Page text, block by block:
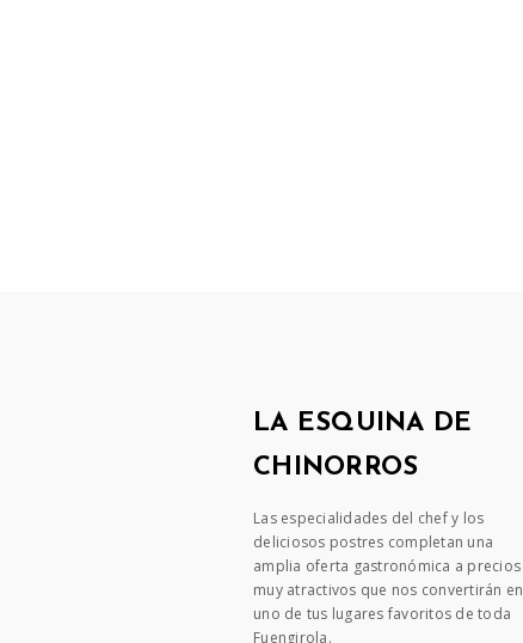
LA ESQUINA DE
CHINORROS
Las especialidades del chef y los
deliciosos postres completan una
amplia oferta gastronómica a precios
muy atractivos que nos convertirán en
uno de tus lugares favoritos de toda
Fuengirola.